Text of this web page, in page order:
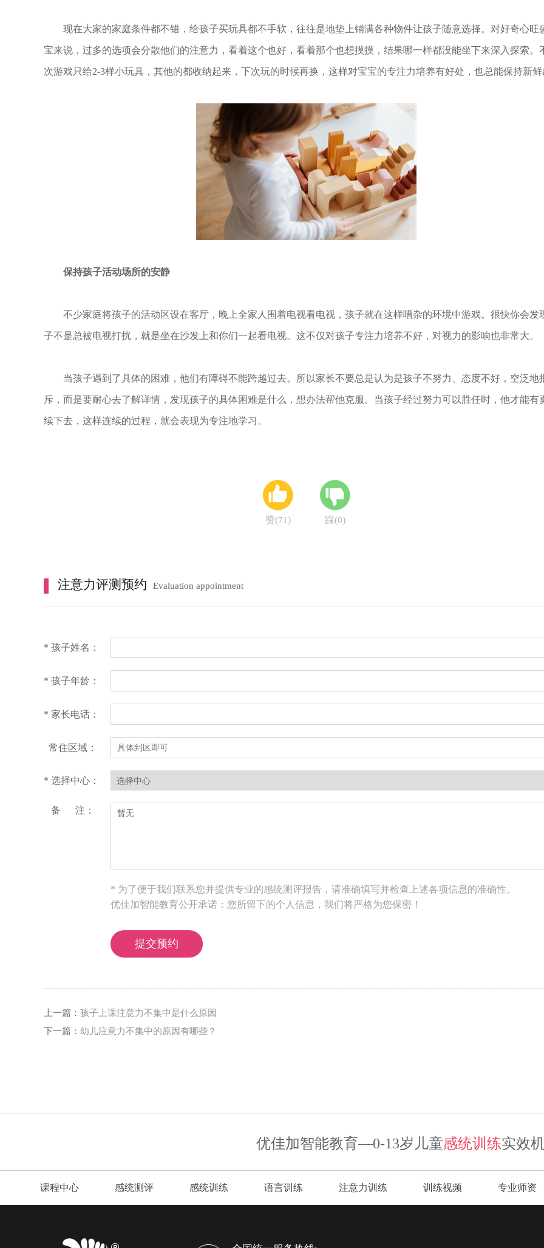
现在大家的家庭条件都不错，给孩子买玩具都不手软，往往是地垫上铺满各种物件让孩子随意选择。对好奇心旺
宝来说，过多的选项会分散他们的注意力，看着这个也好，看着那个也想摸摸，结果哪一样都没能坐下来深入探索。
次游戏只给2-3样小玩具，其他的都收纳起来，下次玩的时候再换，这样对宝宝的专注力培养有好处，也总能保持新鲜
保持孩子活动场所的安静
不少家庭将孩子的活动区设在客厅，晚上全家人围着电视看电视，孩子就在这样嘈杂的环境中游戏。很快你会发
子不是总被电视打扰，就是坐在沙发上和你们一起看电视。这不仅对孩子专注力培养不好，对视力的影响也非常大。
当孩子遇到了具体的困难，他们有障碍不能跨越过去。所以家长不要总是认为是孩子不努力、态度不好，空泛地
斥，而是要耐心去了解详情，发现孩子的具体困难是什么，想办法帮他克服。当孩子经过努力可以胜任时，他才能有
续下去，这样连续的过程，就会表现为专注地学习。
赞(71) 踩(0)
注意力评测预约 Evaluation appointment
* 孩子姓名：
* 孩子年龄：
* 家长电话：
常住区域：
* 选择中心：
备 注：
* 为了便于我们联系您并提供专业的感统测评报告，请准确填写并检查上述各项信息的准确性。
优佳加智能教育公开承诺：您所留下的个人信息，我们将严格为您保密！
上一篇： 孩子上课注意力不集中是什么原因
下一篇： 幼儿注意力不集中的原因有哪些？
优佳加智能教育—0-13岁儿童感统训练实效
课程中心 感统测评 感统训练 语言训练 注意力训练 训练视频 专业师资